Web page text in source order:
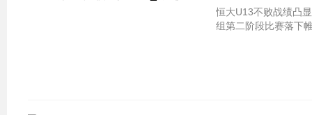
恒大U13不败战绩凸
组第二阶段比赛落下